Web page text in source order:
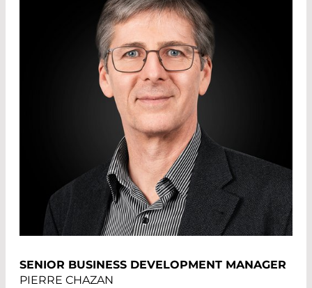
SENIOR BUSINESS DEVELOPMENT MANAGER
PIERRE CHAZAN